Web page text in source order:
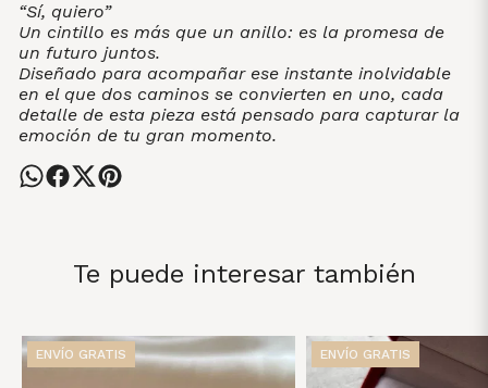
“Sí, quiero”
Un cintillo es más que un anillo: es la promesa de
un futuro juntos.
Diseñado para acompañar ese instante inolvidable
en el que dos caminos se convierten en uno, cada
detalle de esta pieza está pensado para capturar la
emoción de tu gran momento.
Te puede interesar también
ENVÍO GRATIS ENVÍO GRATIS